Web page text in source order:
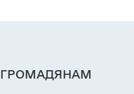
ГРОМАДЯНАМ